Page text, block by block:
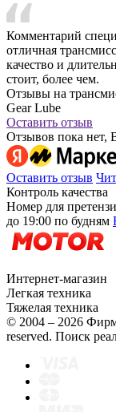
Комментарий
отличная
качество и
стоит, более чем.
Отзывы на
Gear Lube
Оставить отзыв
Отзывов пока нет,
Оставить отзыв
Контроль качества
Номер для
до 19:00 по будням
Интернет-магазин
Легкая техника
Тяжелая техника
© 2004 – 2026
reserved. Поиск